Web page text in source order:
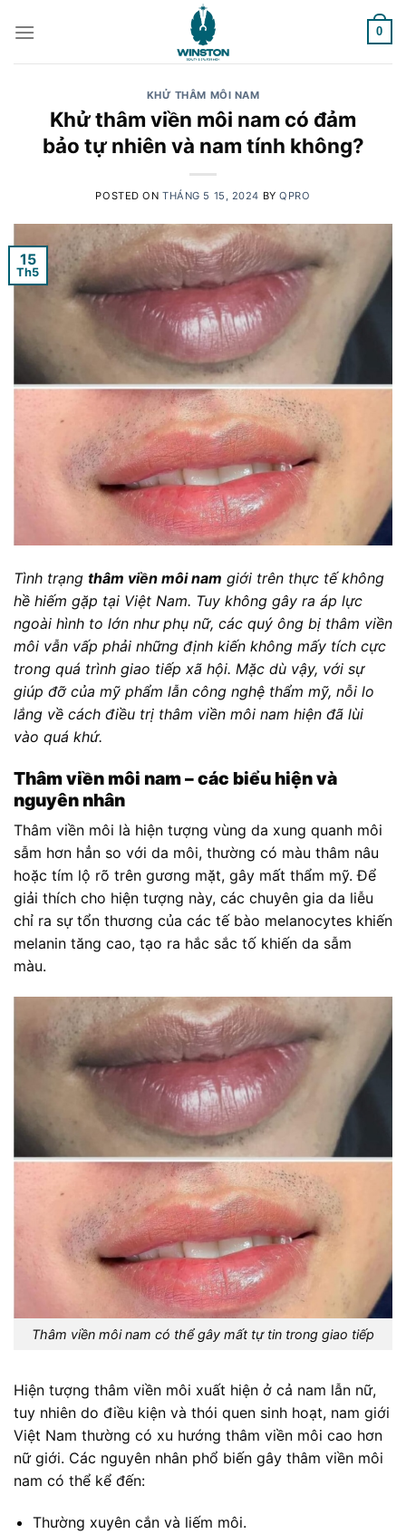
0
KHỬ THÂM MÔI NAM
Khử thâm viền môi nam có đảm
bảo tự nhiên và nam tính không?
POSTED ONTHÁNG 5 15, 2024 BYQPRO
15
Th5
Tình trạng thâm viền môi nam giới trên thực tế không
hề hiếm gặp tại Việt Nam. Tuy không gây ra áp lực
ngoài hình to lớn như phụ nữ, các quý ông bị thâm viền
môi vẫn vấp phải những định kiến không mấy tích cực
trong quá trình giao tiếp xã hội. Mặc dù vậy, với sự
giúp đỡ của mỹ phẩm lẫn công nghệ thẩm mỹ, nỗi lo
lắng về cách điều trị thâm viền môi nam hiện đã lùi
vào quá khứ.
Thâm viền môi nam – các biểu hiện và
nguyên nhân
Thâm viền môi là hiện tượng vùng da xung quanh môi
sẫm hơn hẳn so với da môi, thường có màu thâm nâu
hoặc tím lộ rõ trên gương mặt, gây mất thẩm mỹ. Để
giải thích cho hiện tượng này, các chuyên gia da liễu
chỉ ra sự tổn thương của các tế bào melanocytes khiến
melanin tăng cao, tạo ra hắc sắc tố khiến da sẫm
màu.
Thâm viền môi nam có thể gây mất tự tin trong giao tiếp
Hiện tượng thâm viền môi xuất hiện ở cả nam lẫn nữ,
tuy nhiên do điều kiện và thói quen sinh hoạt, nam giới
Việt Nam thường có xu hướng thâm viền môi cao hơn
nữ giới. Các nguyên nhân phổ biến gây thâm viền môi
nam có thể kể đến:
Thường xuyên cắn và liếm môi.